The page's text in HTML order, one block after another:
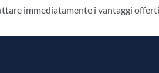
immediatamente i vantaggi offerti.